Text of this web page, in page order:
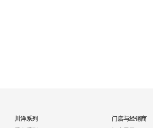
川洋系列
门店与经销商